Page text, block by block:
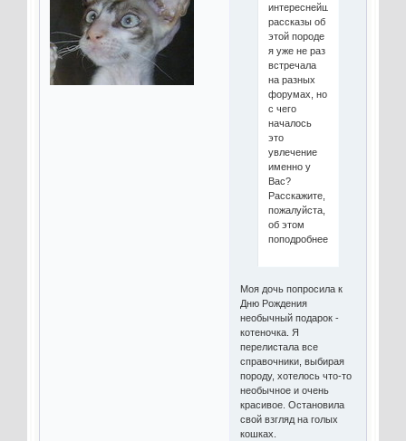
интереснейшие
рассказы об
этой породе
я уже не раз
встречала
на разных
форумах, но
с чего
началось
это
увлечение
именно у
Вас?
Расскажите,
пожалуйста,
об этом
поподробнее.
Моя дочь попросила к
Дню Рождения
необычный подарок -
котеночка. Я
перелистала все
справочники, выбирая
породу, хотелось что-то
необычное и очень
красивое. Остановила
свой взгляд на голых
кошках.